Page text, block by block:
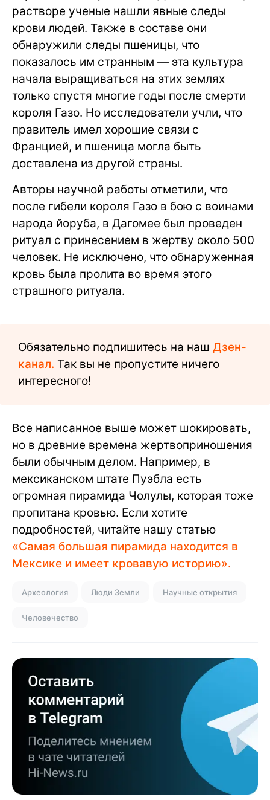
растворе ученые нашли явные следы
крови людей. Также в составе они
обнаружили следы пшеницы, что
показалось им странным — эта культура
начала выращиваться на этих землях
только спустя многие годы после смерти
короля Газо. Но исследователи учли, что
правитель имел хорошие связи с
Францией, и пшеница могла быть
доставлена из другой страны.
Авторы научной работы отметили, что
после гибели короля Газо в бою с воинами
народа йоруба, в Дагомее был проведен
ритуал с принесением в жертву около 500
человек. Не исключено, что обнаруженная
кровь была пролита во время этого
страшного ритуала.
Обязательно подпишитесь на наш Дзен-
канал. Так вы не пропустите ничего
интересного!
Все написанное выше может шокировать,
но в древние времена жертвоприношения
были обычным делом. Например, в
мексиканском штате Пуэбла есть
огромная пирамида Чолулы, которая тоже
пропитана кровью. Если хотите
подробностей, читайте нашу статью
«Самая большая пирамида находится в
Мексике и имеет кровавую историю».
Археология Люди Земли Научные открытия
Человечество